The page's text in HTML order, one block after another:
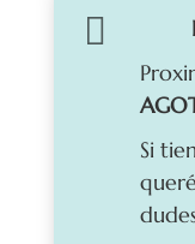

Si